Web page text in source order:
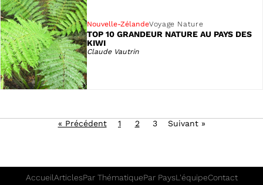
Nouvelle-ZélandeVoyage Nature
TOP 10 GRANDEUR NATURE AU PAYS DES
KIWI
Claude Vautrin
« Précédent 1 2 3 Suivant »
AccueilArticlesPar ThématiquePar PaysL'équipeContact